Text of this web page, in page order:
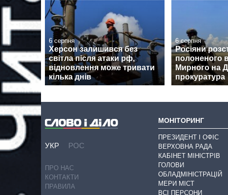
6 серпня
Херсон залишився без
світла після атаки рф,
відновлення може тривати
кілька днів
6 серпня
Росіяни
полоненого
Мирного на
прокуратура
УКР РОС
ПРО НАС
КОНТАКТИ
ПРАВИЛА
МОНІТОРИНГ
ПРЕЗИДЕНТ І ОФІС
ВЕРХОВНА РАДА
КАБІНЕТ МІНІСТРІВ
ГОЛОВИ
ОБЛАДМІНІСТРАЦІЙ
МЕРИ МІСТ
ВСІ ПЕРСОНИ